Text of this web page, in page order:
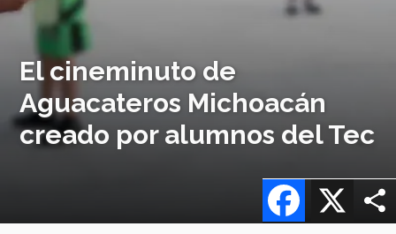
El cineminuto de
Aguacateros Michoacán
creado por alumnos del Tec
X
Facebook